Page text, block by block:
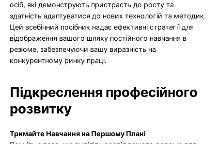
осіб, які демонструють пристрасть до росту та
здатність адаптуватися до нових технологій та методик.
Цей всебічний посібник надає ефективні стратегії для
відображення вашого шляху постійного навчання в
резюме, забезпечуючи вашу виразність на
конкурентному ринку праці.
Підкреслення професійного
розвитку
Тримайте Навчання на Першому Плані